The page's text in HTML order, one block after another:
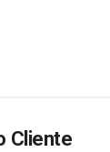
Cliente